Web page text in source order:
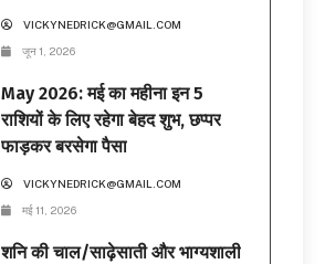
VICKYNEDRICK@GMAIL.COM
जून 1, 2026
May 2026: मई का महीना इन 5
राशियों के लिए रहेगा बेहद शुभ, छप्पर
फाड़कर बरसेगा पैसा
VICKYNEDRICK@GMAIL.COM
मई 11, 2026
शनि की चाल/साढ़ेसाती और भाग्यशाली